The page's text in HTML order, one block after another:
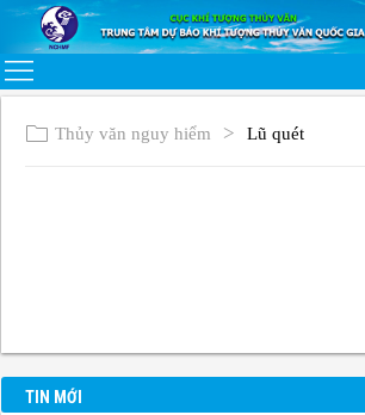
Thủy văn nguy hiểm Lũ quét
TIN MỚI